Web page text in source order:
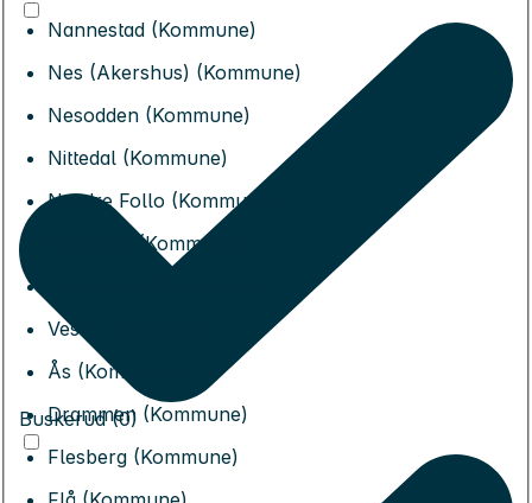
Nannestad (Kommune)
Nes (Akershus) (Kommune)
Nesodden (Kommune)
Nittedal (Kommune)
Nordre Follo (Kommune)
Rælingen (Kommune)
Vestby (Kommune)
Ås (Kommune)
Drammen (Kommune)
Flesberg (Kommune)
Buskerud (0)